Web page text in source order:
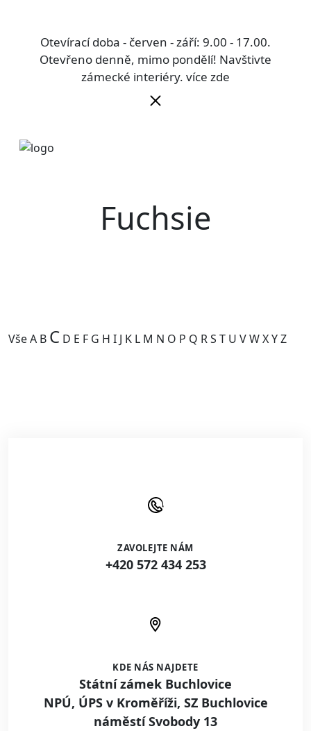
Otevírací doba - červen - září: 9.00 - 17.00.
Otevřeno denně, mimo pondělí! Navštivte
zámecké interiéry. více zde
Fuchsie
VšeA B C D E F G H I J K L M N O P Q RS T U VWXYZ
ZAVOLEJTE NÁM
+420 572 434 253
KDE NÁS NAJDETE
Státní zámek Buchlovice
NPÚ, ÚPS v Kroměříži, SZ Buchlovice
náměstí Svobody 13